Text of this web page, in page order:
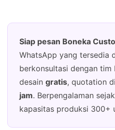
Siap pesan Boneka
WhatsApp yang tersedia
berkonsultasi dengan tim
desain gratis, quotation
jam. Berpengalaman
kapasitas produksi 300+